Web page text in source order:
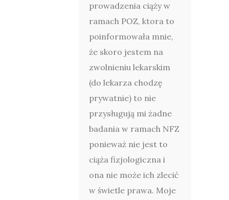
prowadzenia ciąży w
ramach POZ, ktora to
poinformowała mnie,
że skoro jestem na
zwolnieniu lekarskim
(do lekarza chodzę
prywatnie) to nie
przysługują mi żadne
badania w ramach NFZ
ponieważ nie jest to
ciąża fizjologiczna i
ona nie może ich zlecić
w świetle prawa. Moje